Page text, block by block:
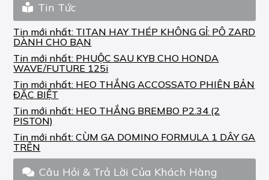
Tin Tức
Tin mới nhất: TITAN HAY THÉP KHÔNG GỈ: PÔ ZARD
DÀNH CHO BẠN
Tin mới nhất: PHUỘC SAU KYB CHO HONDA
WAVE/FUTURE 125i
Tin mới nhất: HEO THẮNG ACCOSSATO PHIÊN BẢN
ĐẶC BIỆT
Tin mới nhất: HEO THẮNG BREMBO P2.34 (2
PISTON)
Tin mới nhất:CÙM GA DOMINO FORMULA 1 DÂY GA
TRÊN
Câu Hỏi & Trả Lời Của Khách Hàng